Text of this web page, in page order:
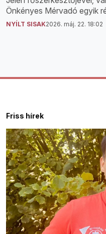
Önkényes Mérvadó egyik
NYÍLT SISAK2026. máj. 22. 18:02
Friss hírek